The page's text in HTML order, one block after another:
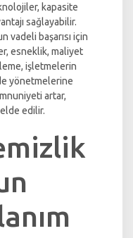
kapasite
sağlayabilir.
vadeli başarısı için
esneklik, maliyet
işletmelerin
yönetmelerine
artar,
edilir.